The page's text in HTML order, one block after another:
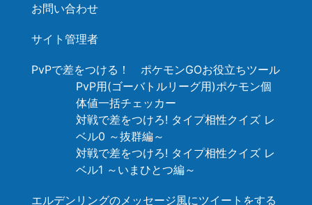
お問い合わせ
サイト管理者
PvPで差をつける！ ポケモンGOお役立ちツール
PvP用(ゴーバトルリーグ用)ポケモン個
体値一括チェッカー
対戦で差をつけろ! タイプ相性クイズ レ
ベル0 ～抜群編～
対戦で差をつけろ! タイプ相性クイズ レ
ベル1 ～いまひとつ編～
エルデンリングのメッセージ風にツイートをする